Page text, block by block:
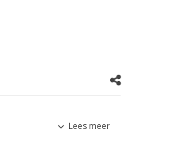
Lees meer